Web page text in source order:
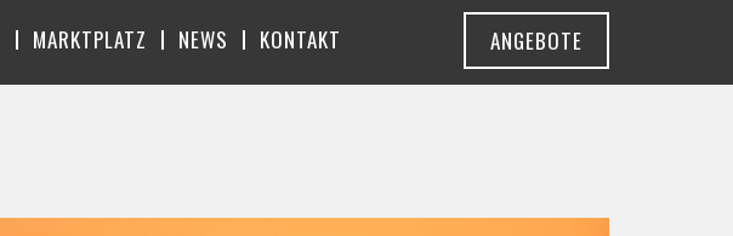
MARKTPLATZ NEWS KONTAKT ANGEBOTE